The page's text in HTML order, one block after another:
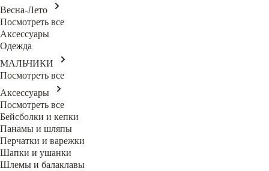
Весна-Лето
Посмотреть все
Аксессуары
Одежда
МАЛЬЧИКИ
Посмотреть все
Аксессуары
Посмотреть все
Бейсболки и кепки
Панамы и шляпы
Перчатки и варежки
Шапки и ушанки
Шлемы и балаклавы